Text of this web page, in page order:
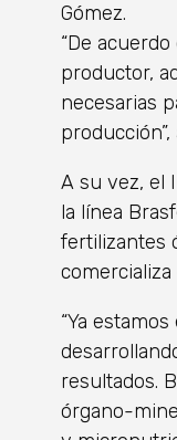
Gómez.
“De
productor,
necesarias
producción”,
A su vez, el
la línea
fertilizantes
“Ya
resultados.
órgano-